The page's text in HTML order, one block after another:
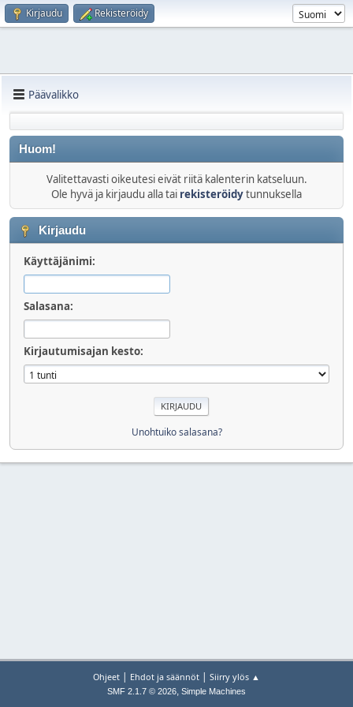
Kirjaudu Rekisteröidy
Päävalikko
Huom!
Valitettavasti oikeutesi eivät riitä kalenterin katseluun.
Ole hyvä ja kirjaudu alla tai rekisteröidytunnuksella
Kirjaudu
Käyttäjänimi:
Salasana:
Kirjautumisajan kesto:
Unohtuiko salasana?
Ohjeet | Ehdot ja säännöt | Siirry ylös ▲
SMF 2.1.7 © 2026, Simple Machines